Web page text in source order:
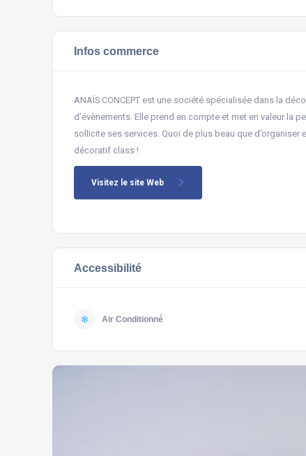
Infos commerce
ANAÏS CONCEPT est une société spécialisée dans la
d’évènements. Elle prend en compte et met en valeur la
sollicite ses services. Quoi de plus beau que
décoratif class !
Visitez le site Web
Accessibilité
Air Conditionné